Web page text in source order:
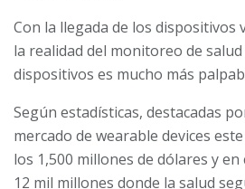
Con la llegada de los dispositivos
la realidad del monitoreo de
dispositivos es mucho más
Según estadísticas, destacadas
mercado de wearable devices
los 1,500 millones de dólares y
12 mil millones donde la salud